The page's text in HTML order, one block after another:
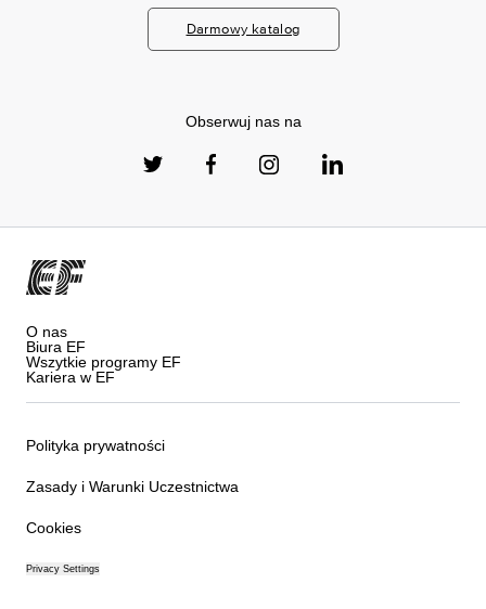
Darmowy katalog
Obserwuj nas na
O nas
Biura EF
Wszytkie programy EF
Kariera w EF
Polityka prywatności
Zasady i Warunki Uczestnictwa
Cookies
Privacy Settings